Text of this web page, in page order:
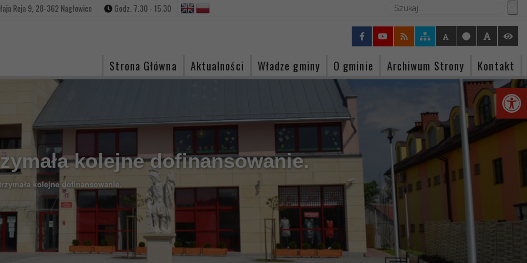
Reja 9, 28-362 Nagłowice Godz. 7.30 - 15.30 Wyszukaj w serwisie
Strona Główna Aktualności Władze gminy O gminie Archiwum Strony Kontakt
kolejne dofinansowanie.
kolejne dofinansowanie.